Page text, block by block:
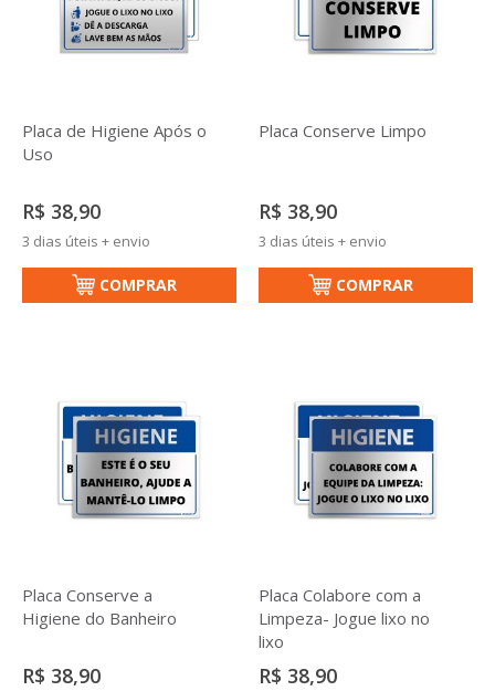
Placa de Higiene Após o
Uso
R$ 38,90
3 dias úteis + envio
COMPRAR
Placa Conserve Limpo
R$ 38,90
3 dias úteis + envio
COMPRAR
Placa Conserve a
Higiene do Banheiro
R$ 38,90
Placa Colabore com a
Limpeza- Jogue lixo no
lixo
R$ 38,90